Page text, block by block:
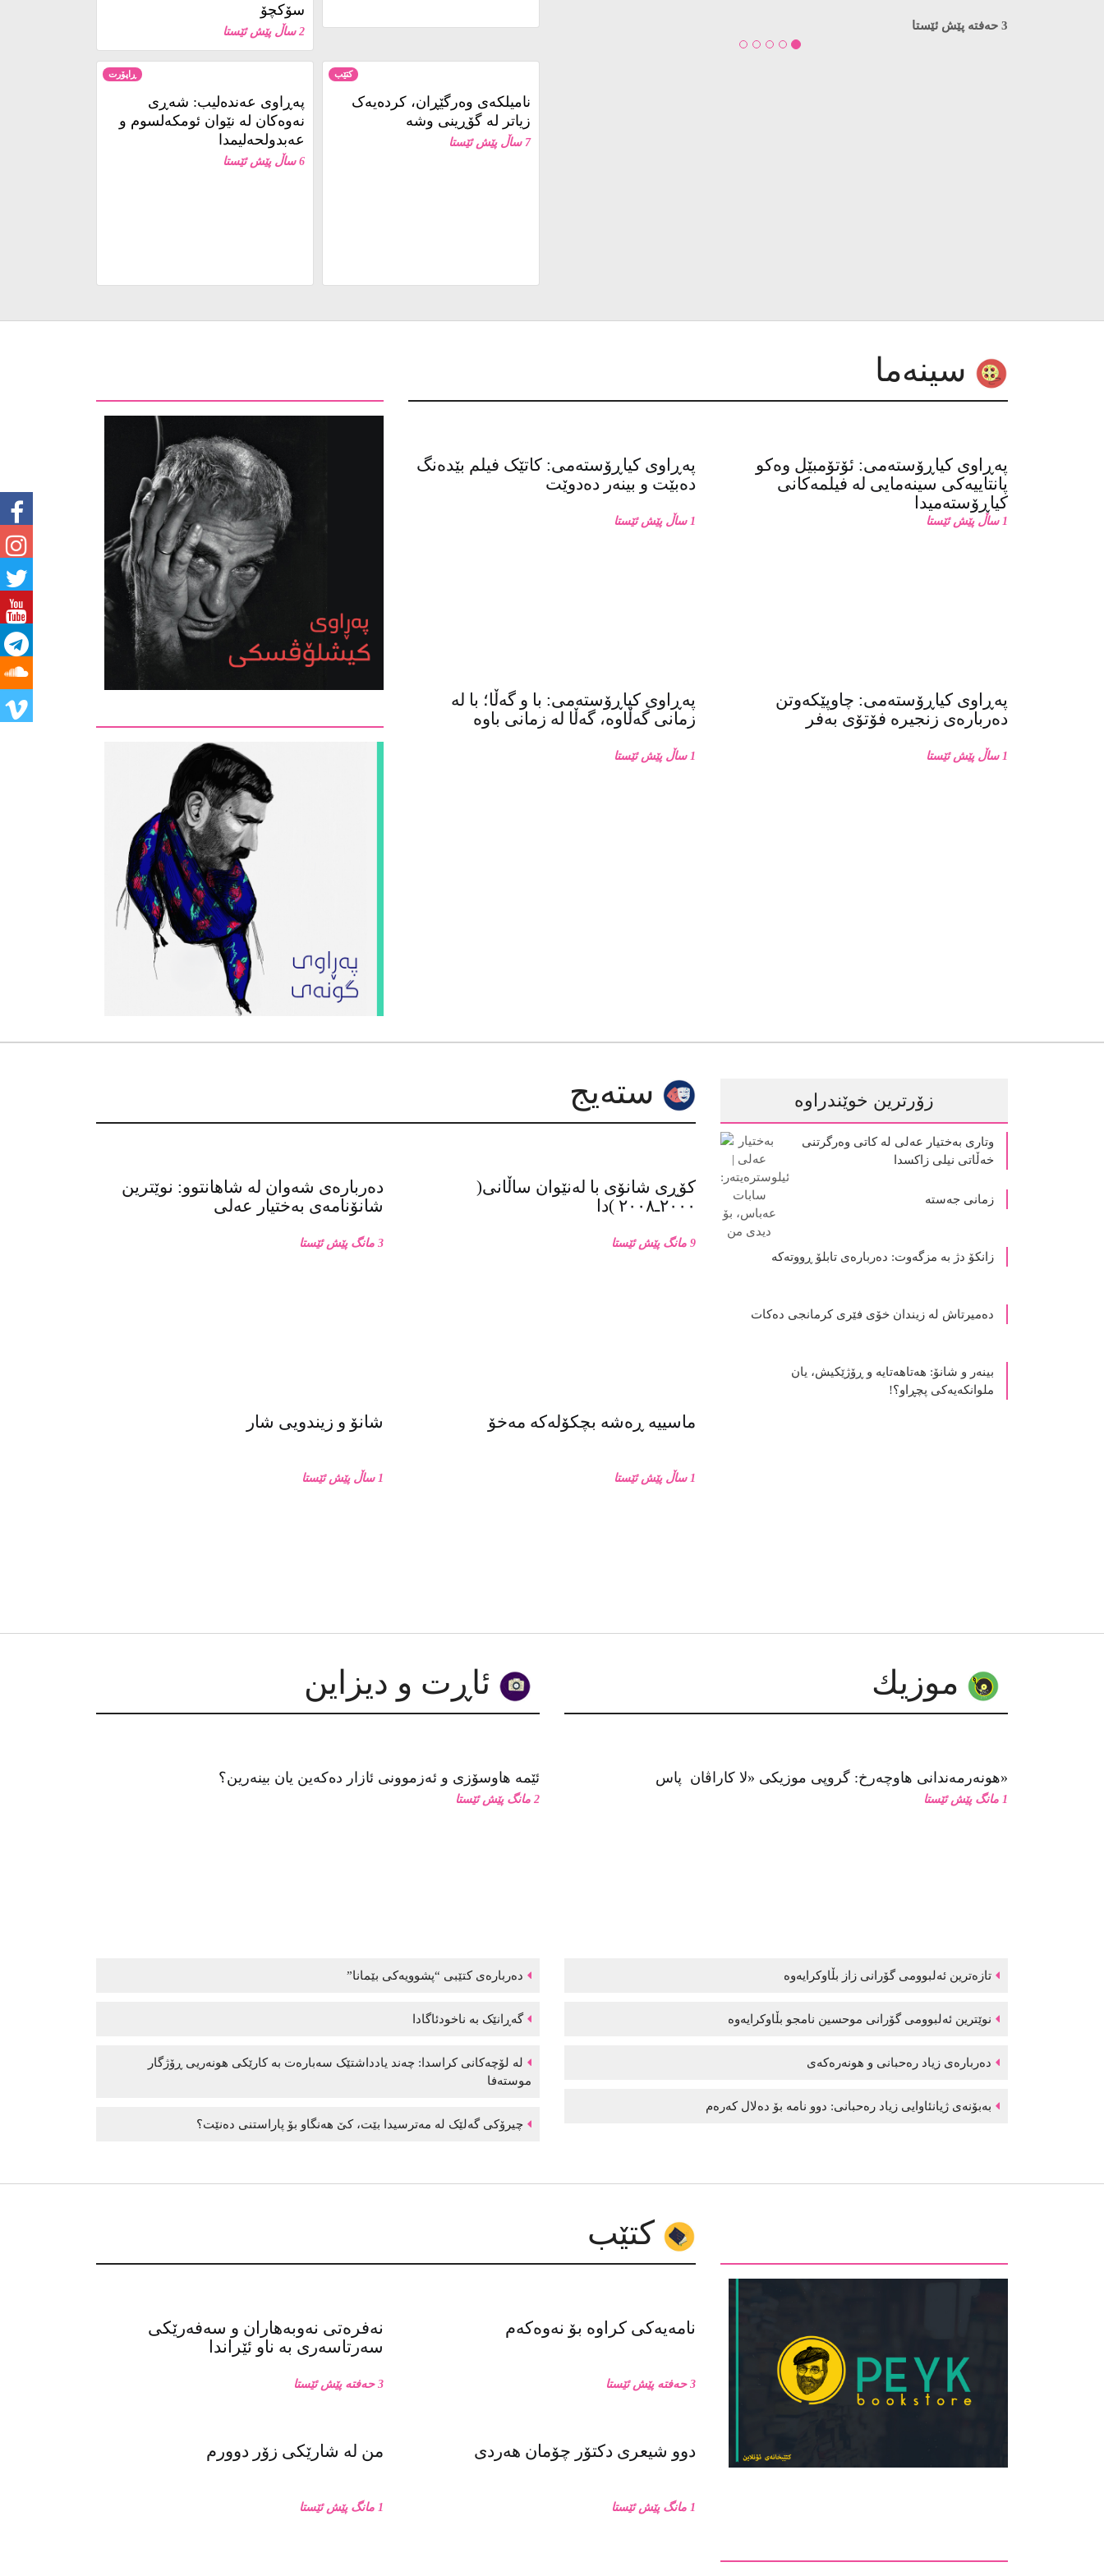
سۆکچۆ
2 ساڵ پێش ئێستا
ڕاپۆرت
پەڕاوی عەندەلیب: شەڕی
نەوەکان لە نێوان ئومکەلسوم و
عەبدولحەلیمدا
6 ساڵ پێش ئێستا
کتێب
نامیلكه‌ی وەرگێڕان، کردەیەک
زیاتر لە گۆڕینی وشە
7 ساڵ پێش ئێستا
پەڕاوی کیاڕۆستەمی: کاتێک فیلم بێدەنگ
دەبێت و بینەر دەدوێت
1 ساڵ پێش ئێستا
پەڕاوی کیاڕۆستەمی: ئۆتۆمبێل وەکو
پانتاییەکی سینەمایی لە فیلمەکانی
کیاڕۆستەمیدا
1 ساڵ پێش ئێستا
پەڕاوی کیاڕۆستەمی: با و گەڵا؛ با لە
زمانی گەڵاوە، گەڵا لە زمانی باوە
1 ساڵ پێش ئێستا
پەڕاوی کیاڕۆستەمی: چاوپێکەوتن
دەربارەی زنجیرە فۆتۆی بەفر
1 ساڵ پێش ئێستا
دەربارەی شەوان لە شاهانتوو: نوێترین
شانۆنامەی بەختیار عەلی
3 مانگ پێش ئێستا
کۆڕی شانۆی با لەنێوان ساڵانی(
٢٠٠٠ـ٢٠٠٨ )دا
9 مانگ پێش ئێستا
شانۆ و زیندویی شار
1 ساڵ پێش ئێستا
ماسییه ڕەشە بچکۆلەکە مەخۆ
1 ساڵ پێش ئێستا
زۆرترین خوێندراوە
وتاری بەختیار عەلی لە کاتی وەرگرتنی
خەڵاتی نیلی زاکسدا
زمانی جەستە
زانکۆ دژ بە مزگەوت: دەربارەى تابلۆ ڕووتەکە
ده‌میرتاش له‌ زیندان خۆی فێری كرمانجی ده‌كات
بینەر و شانۆ: هەتاھەتایە و ڕۆژێکیش، یان
ملوانکەیەکی پچڕاو؟!
ئێمە هاوسۆزی و ئەزموونی ئازار دەکەین یان بینەرین؟
2 مانگ پێش ئێستا
دەربارەی کتێبی “پشوویەکی بێمانا”
گەڕانێک بە ناخودئاگادا
لە لۆچەکانی کراسدا: چەند یادداشتێک سەبارەت بە کارێکی هونەریی ڕۆژگار
موستەفا
چیرۆکی گەلێک لە مەترسیدا بێت، کێ هەنگاو بۆ پاراستنی دەنێت؟
هونەرمەندانی هاوچەرخ: گروپی موزیكی «لا كاراڤان پاس»
1 مانگ پێش ئێستا
تازەترین ئەلبوومی گۆرانی زاز بڵاوكرایەوە
نوێترین ئەلبوومی گۆرانی موحسین نامجو بڵاوكرایەوە
دەربارەی زیاد رەحبانی و هونەرەکەی
بەبۆنەی ژیانئاوایی زیاد رەحبانی: دوو نامە بۆ دەلال کەرەم
نەفرەتی نەوبەهاران و سەفەرێکی
سەرتاسەری بە ناو ئێراندا
3 حەفتە پێش ئێستا
نامەیەکی کراوە بۆ نەوەکەم
3 حەفتە پێش ئێستا
من له‌ شارێکی زۆر دوورم
1 مانگ پێش ئێستا
دوو شیعری دکتۆر چۆمان هەردی
1 مانگ پێش ئێستا